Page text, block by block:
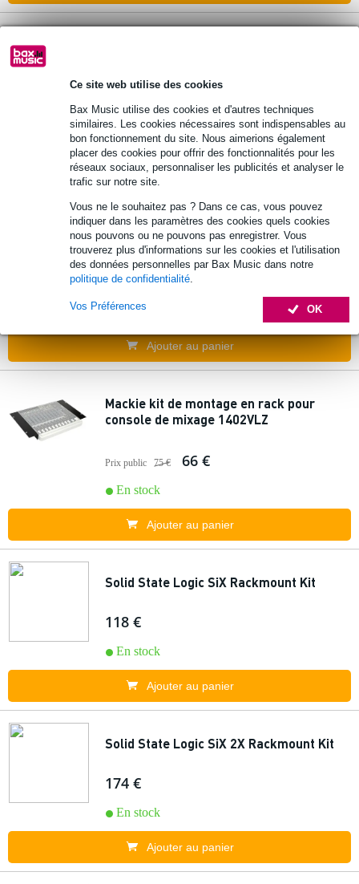
Ce site web utilise des cookies
Bax Music utilise des cookies et d'autres techniques
similaires. Les cookies nécessaires sont indispensables au
bon fonctionnement du site. Nous aimerions également
placer des cookies pour offrir des fonctionnalités pour les
réseaux sociaux, personnaliser les publicités et analyser le
trafic sur notre site.
Vous ne le souhaitez pas ? Dans ce cas, vous pouvez
indiquer dans les paramètres des cookies quels cookies
nous pouvons ou ne pouvons pas enregistrer. Vous
trouverez plus d'informations sur les cookies et l'utilisation
des données personnelles par Bax Music dans notre
politique de confidentialité
OK
Vos Préférences
Prix public 108 € 99 €
En stock
Ajouter au panier
Mackie Rackmount Kit voor 1642VLZ4
mixer
Prix public 88 € 84 €
En stock
Ajouter au panier
Mackie kit de montage en rack pour
console de mixage 1402VLZ
Prix public 75 € 66 €
En stock
Ajouter au panier
Solid State Logic SiX Rackmount Kit
118 €
En stock
Ajouter au panier
Solid State Logic SiX 2X Rackmount Kit
174 €
En stock
Ajouter au panier